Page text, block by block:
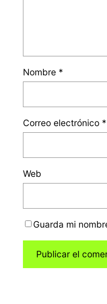
Nombre *
Correo electrónico *
Web
Guarda mi